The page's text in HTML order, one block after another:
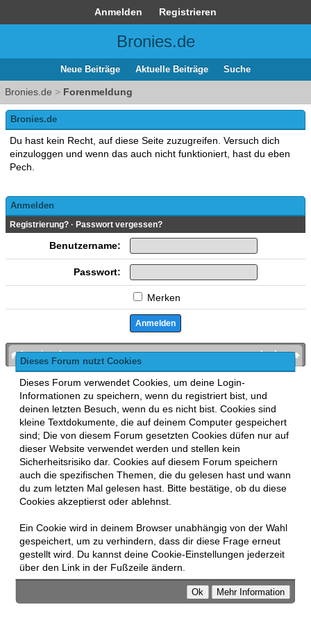
Anmelden Registrieren
Bronies.de
Neue Beiträge Aktuelle Beiträge Suche
Bronies.de > Forenmeldung
Dieses Forum nutzt Cookies
Dieses Forum verwendet Cookies, um deine Login-
Informationen zu speichern, wenn du registriert bist, und
deinen letzten Besuch, wenn du es nicht bist. Cookies sind
kleine Textdokumente, die auf deinem Computer gespeichert
sind; Die von diesem Forum gesetzten Cookies düfen nur auf
dieser Website verwendet werden und stellen kein
Sicherheitsrisiko dar. Cookies auf diesem Forum speichern
auch die spezifischen Themen, die du gelesen hast und wann
du zum letzten Mal gelesen hast. Bitte bestätige, ob du diese
Cookies akzeptierst oder ablehnst.
Ein Cookie wird in deinem Browser unabhängig von der Wahl
gespeichert, um zu verhindern, dass dir diese Frage erneut
gestellt wird. Du kannst deine Cookie-Einstellungen jederzeit
über den Link in der Fußzeile ändern.
Bronies.de
Du hast kein Recht, auf diese Seite zuzugreifen. Versuch dich
einzuloggen und wenn das auch nicht funktioniert, hast du eben
Pech.
Anmelden
Registrierung? · Passwort vergessen?
Benutzername:
Passwort:
Merken
nach oben
bronies.de
MyBB , mobile Fassung: MyBB GoMobile
Zur Desktop-Version wechseln
This forum usesLukasz TkaczMyBB addons.